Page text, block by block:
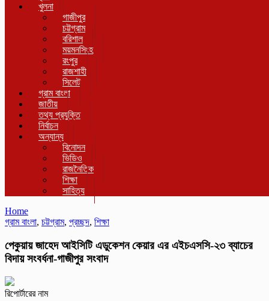
খুলনা
গাজীপুর
চট্টগ্রাম
বরিশাল
ময়মনসিংহ
রংপুর
রাজশাহী
সিলেট
গ্রাম বাংলা
জাতীয়
তথ্য প্রযুক্তি
নির্বাচন
অন্যান্য
বিনোদন
ভিডিও
রাজনৈতিক
শিক্ষা
সাহিত্য
Home
গ্রাম বাংলা, চট্টগ্রাম, প্রচ্ছদ, শিক্ষা
পেকুয়ায় জাহেদ আইসিটি এডুকেশন কেয়ার এর এইচএসসি-২৩ ব্যাচের
বিদায় সংবর্ধনা-গাজীপুর সংবাদ
রিপোর্টারের নাম